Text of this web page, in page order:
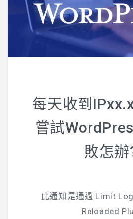
每天收到
嘗試
敗怎辦
此通知是通過 Limit
Reloaded